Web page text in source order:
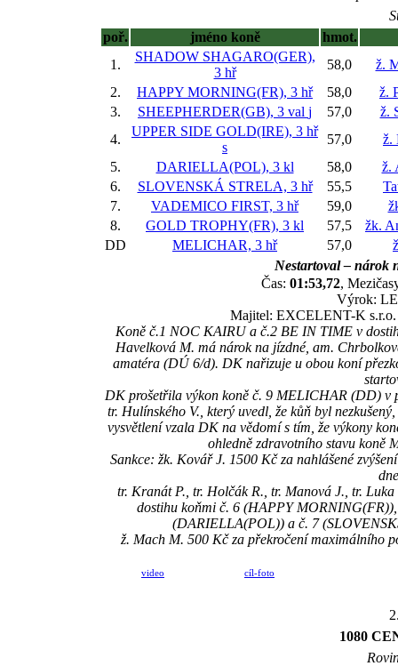
poř.
jméno koně
hmot.
1.
SHADOW SHAGARO(GER),
3 hř
58,0
ž.
2.
HAPPY MORNING(FR), 3 hř 58,0
ž.
3.
SHEEPHERDER(GB), 3 val j 57,0
ž.
4.
UPPER SIDE GOLD(IRE), 3 hř
s
57,0
ž.
5.
DARIELLA(POL), 3 kl 58,0
ž.
6.
SLOVENSKÁ STRELA, 3 hř 55,5
7.
VADEMICO FIRST, 3 hř 59,0
8.
GOLD TROPHY(FR), 3 kl 57,5
žk.
DD
MELICHAR, 3 hř 57,0
Nestartoval – nárok
Čas: 01:53,72,
Výrok:
Majitel: EXCELENT-K s.r.o.
Koně č.1 NOC KAIRU a č.2 BE IN TIME v
Havelková M. má nárok na jízdné, am.
amatéra (DÚ 6/d). DK nařizuje u obou koní
DK prošetřila výkon koně č. 9 MELICHAR (DD) v
tr. Hulínského V., který uvedl, že kůň byl
vysvětlení vzala DK na vědomí s tím, že výkony
ohledně zdravotního stavu koně
Sankce: žk. Kovář J. 1500 Kč za nahlášené
tr. Kranát P., tr. Holčák R., tr. Manová J., tr.
dostihu koňmi č. 6 (HAPPY
(DARIELLA(POL)) a č. 7
ž. Mach M. 500 Kč za překročení maximálního
video cíl-foto
1080